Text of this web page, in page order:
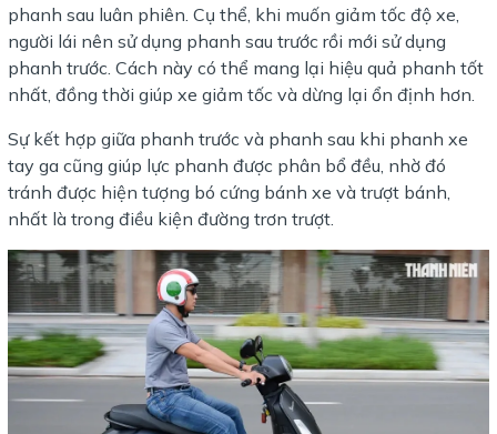
phanh sau luân phiên. Cụ thể, khi muốn giảm tốc độ xe,
người lái nên sử dụng phanh sau trước rồi mới sử dụng
phanh trước. Cách này có thể mang lại hiệu quả phanh tốt
nhất, đồng thời giúp xe giảm tốc và dừng lại ổn định hơn.
Sự kết hợp giữa phanh trước và phanh sau khi phanh xe
tay ga cũng giúp lực phanh được phân bổ đều, nhờ đó
tránh được hiện tượng bó cứng bánh xe và trượt bánh,
nhất là trong điều kiện đường trơn trượt.